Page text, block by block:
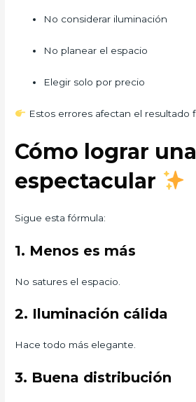
No considerar iluminación
No planear el espacio
Elegir solo por precio
Estos errores afectan el resultado
Cómo lograr
espectacular
Sigue esta fórmula:
1. Menos es más
No satures el espacio.
2. Iluminación cálida
Hace todo más elegante.
3. Buena distribución